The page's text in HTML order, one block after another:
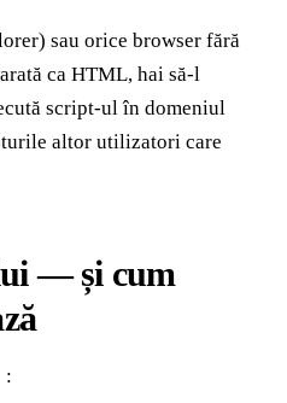
sau orice browser fără
ca HTML, hai să-l
script-ul în domeniul
altor utilizatori care
— și cum
: